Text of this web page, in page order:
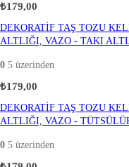
₺179,00
DEKORATİF TAŞ TOZU
ALTLIĞI, VAZO - TAKI
0 5 üzerinden
₺179,00
DEKORATİF TAŞ TOZU
ALTLIĞI, VAZO -
0 5 üzerinden